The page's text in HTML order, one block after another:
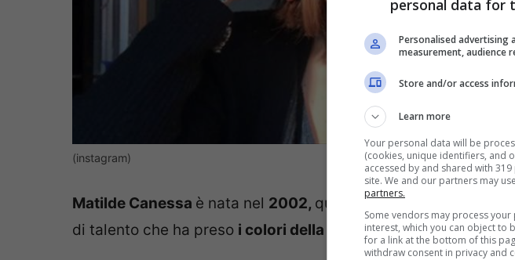
(instagram)
Matilde Canessa è nata nel 2002, quindi oggi ha
di talento che ha preso i colori della mamma.
personal data for
Personalised advertising
measurement, audience
Store and/or access
Learn more
Your personal data will be
(cookies, unique identifiers, and
accessed by and shared with
site. We and our partners may
partners.
Some vendors may process
interest, which you can object to
for a link at the bottom of this
withdraw consent in privacy and